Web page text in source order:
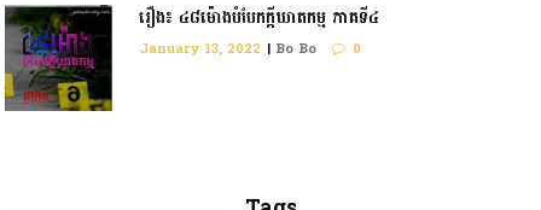
រឿង៖ ៤៨ម៉ោងបំបែកក្តីឃាតកម្ម ភាគទី៤
January 13, 2022 | Bo Bo 0